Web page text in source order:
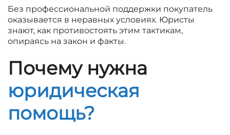
Без профессиональной поддержки покупатель
оказывается в неравных условиях. Юристы
знают, как противостоять этим тактикам,
опираясь на закон и факты.
Почему нужна
юридическая
помощь?